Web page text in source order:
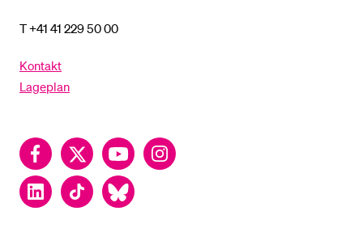
T +41 41 229 50 00
Kontakt
Lageplan
FacebookTwitter YouTubeInstagram
LinkedInTikTok Bluesky